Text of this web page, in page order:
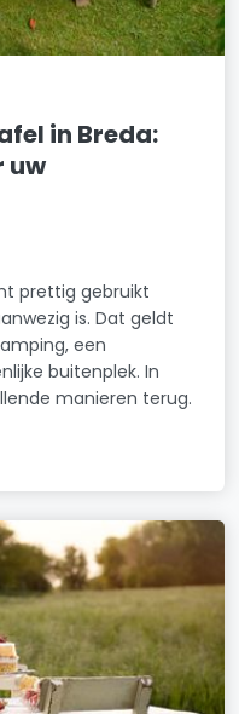
in Breda:
uw
prettig gebruikt
is. Dat geldt
een
buitenplek. In
manieren terug.